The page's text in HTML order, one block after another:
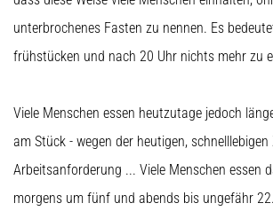
unterbrochenes Fasten zu nennen. Es
frühstücken und nach 20 Uhr nichts mehr zu
Viele Menschen essen heutzutage jedoch
am Stück - wegen der heutigen, schnelllebigen
Arbeitsanforderung ... Viele Menschen essen
morgens um fünf und abends bis ungefähr